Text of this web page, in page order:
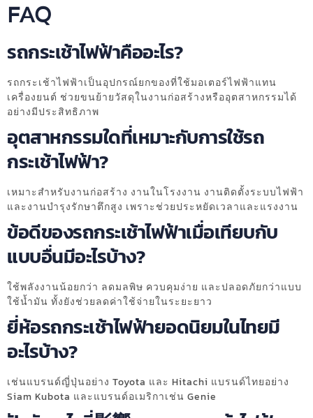
FAQ
รถกระเช้าไฟฟ้าคืออะไร?
รถกระเช้าไฟฟ้าเป็นอุปกรณ์ยกของที่ใช้มอเตอร์ไฟฟ้าแทน
เครื่องยนต์ ช่วยขนย้ายวัสดุในงานก่อสร้างหรืออุตสาหกรรมได้
อย่างมีประสิทธิภาพ
อุตสาหกรรมใดที่เหมาะกับการใช้รถ
กระเช้าไฟฟ้า?
เหมาะสำหรับงานก่อสร้าง งานในโรงงาน งานติดตั้งระบบไฟฟ้า
และงานบำรุงรักษาตึกสูง เพราะช่วยประหยัดเวลาและแรงงาน
ข้อดีของรถกระเช้าไฟฟ้าเมื่อเทียบกับ
แบบอื่นมีอะไรบ้าง?
ใช้พลังงานน้อยกว่า ลดมลพิษ ควบคุมง่าย และปลอดภัยกว่าแบบ
ใช้น้ำมัน ทั้งยังช่วยลดค่าใช้จ่ายในระยะยาว
ยี่ห้อรถกระเช้าไฟฟ้ายอดนิยมในไทยมี
อะไรบ้าง?
เช่นแบรนด์ญี่ปุ่นอย่าง Toyota และ Hitachi แบรนด์ไทยอย่าง
Siam Kubota และแบรนด์อเมริกาเช่น Genie